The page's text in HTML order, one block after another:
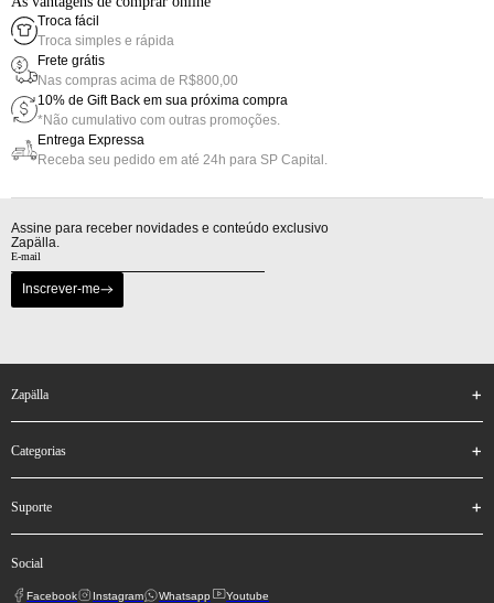
Troca fácil
Troca simples e rápida
Frete grátis
Nas compras acima de R$800,00
10% de Gift Back em sua próxima compra
*Não cumulativo com outras promoções.
Entrega Expressa
Receba seu pedido em até 24h para SP Capital.
Assine para receber novidades e conteúdo exclusivo
Zapälla.
Inscrever-me
zapälla
categorias
suporte
social
Facebook Instagram Whatsapp Youtube